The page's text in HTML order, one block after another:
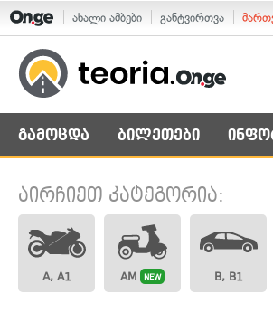
ახალი ამბები განტვირთვა
გამოცდა ბილეთები
აირჩიეთ კატეგორია:
A, A1 AM NEW B, B1